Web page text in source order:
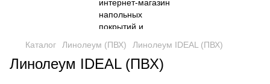
Каталог Линолеум (ПВХ) Линолеум IDEAL (ПВХ)
Линолеум IDEAL (ПВХ)